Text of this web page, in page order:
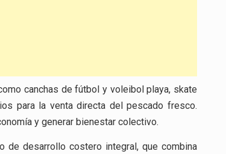
canchas de fútbol y voleibol playa, skate
para la venta directa del pescado fresco.
y generar bienestar colectivo.
de desarrollo costero integral, que combina